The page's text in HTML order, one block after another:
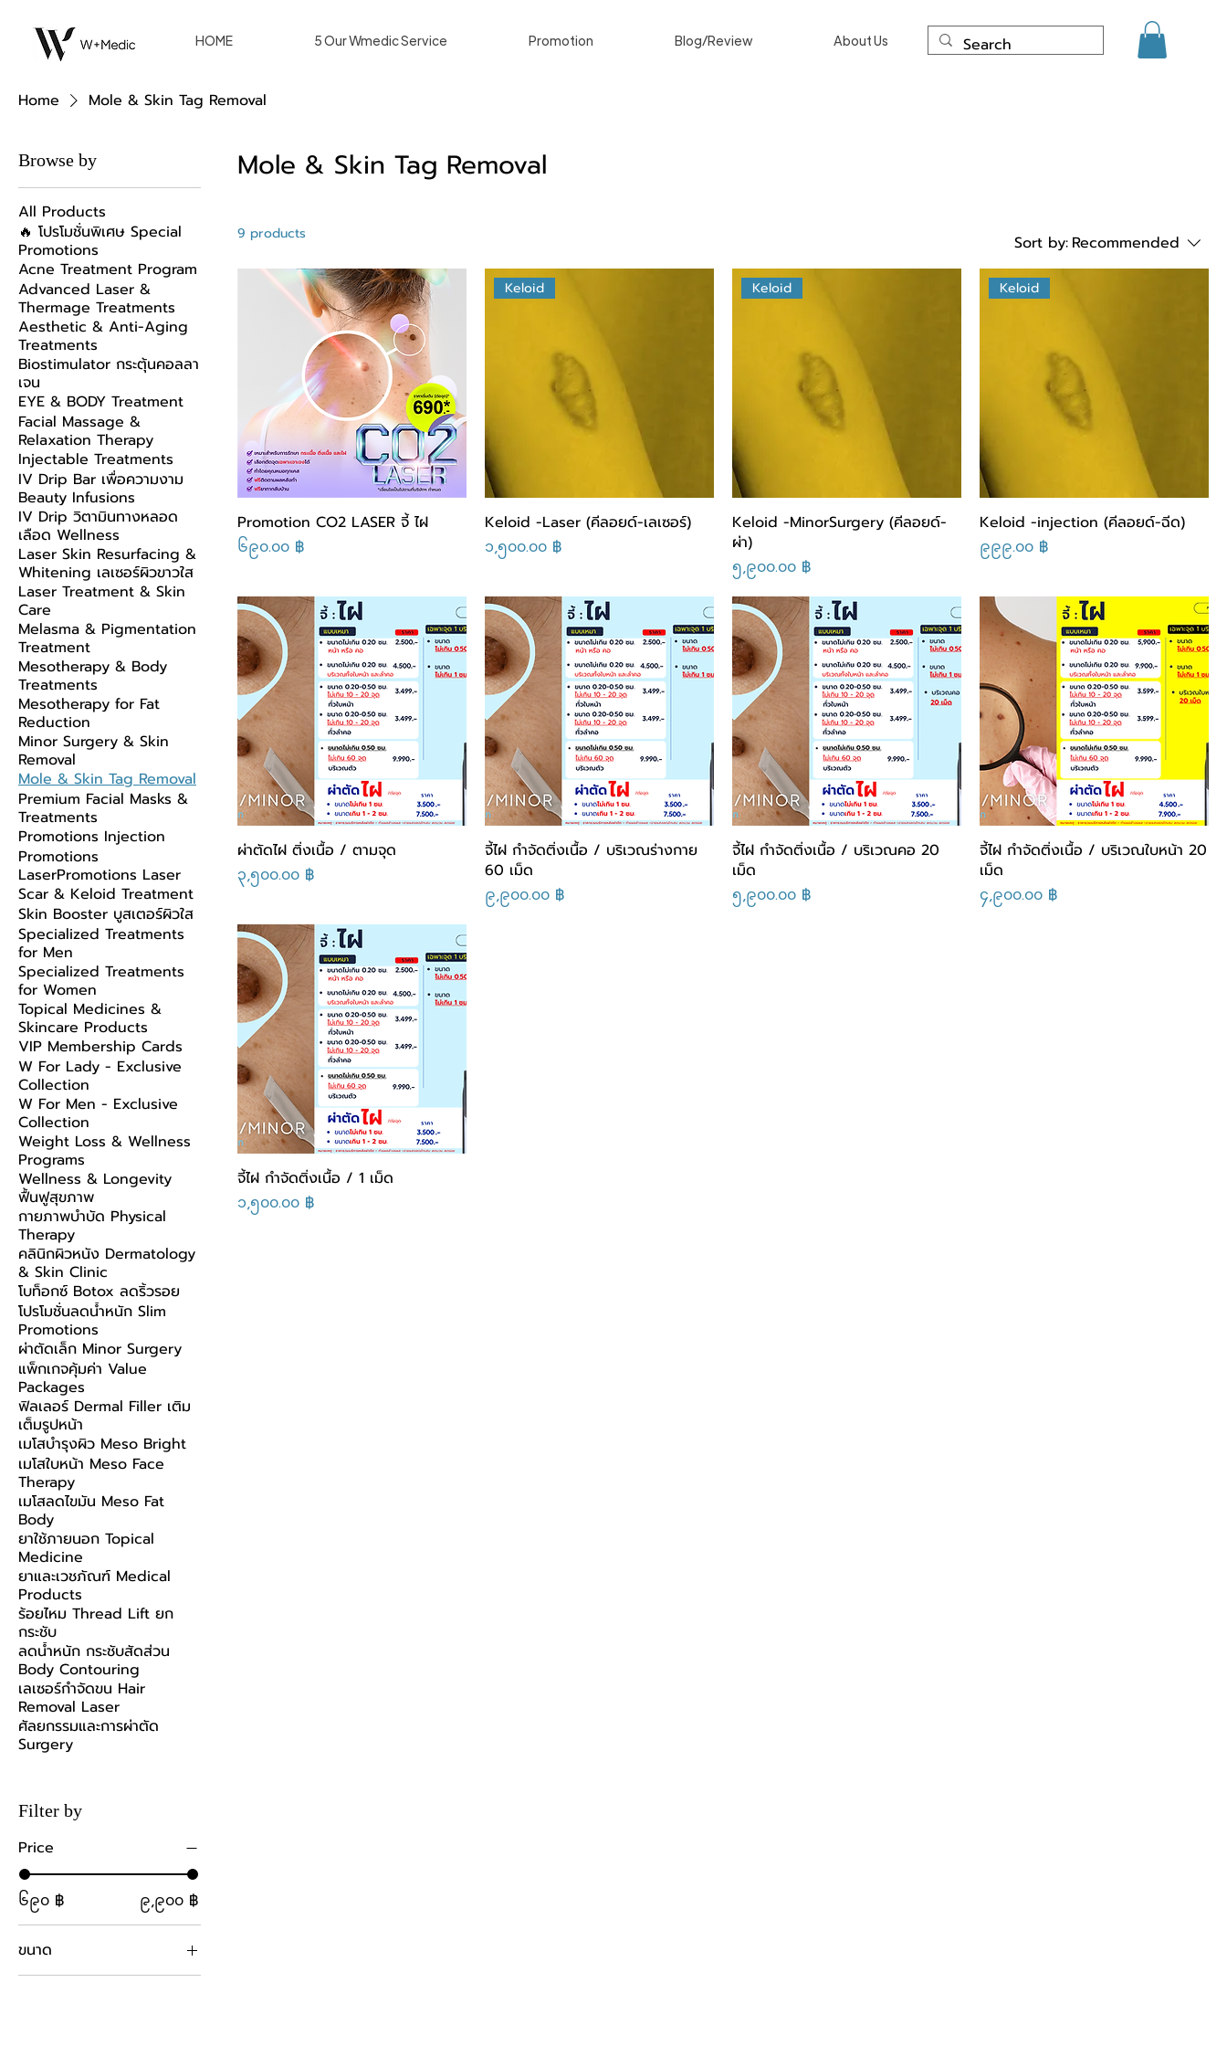
HOME 5 Our Wmedic Service Promotion Blog/Review About Us
Home Mole & Skin Tag Removal
Browse by
All Products
🔥 โปรโมชั่นพิเศษ Special
Promotions
Acne Treatment Program
Advanced Laser &
Thermage Treatments
Aesthetic & Anti-Aging
Treatments
Biostimulator กระตุ้นคอลลา
เจน
EYE & BODY Treatment
Facial Massage &
Relaxation Therapy
Injectable Treatments
IV Drip Bar เพื่อความงาม
Beauty Infusions
IV Drip วิตามินทางหลอด
เลือด Wellness
Laser Skin Resurfacing &
Whitening เลเซอร์ผิวขาวใส
Laser Treatment & Skin
Care
Melasma & Pigmentation
Treatment
Mesotherapy & Body
Treatments
Mesotherapy for Fat
Reduction
Minor Surgery & Skin
Removal
Mole & Skin Tag Removal
Premium Facial Masks &
Treatments
Promotions Injection
Promotions
LaserPromotions Laser
Scar & Keloid Treatment
Skin Booster บูสเตอร์ผิวใส
Specialized Treatments
for Men
Specialized Treatments
for Women
Topical Medicines &
Skincare Products
VIP Membership Cards
W For Lady - Exclusive
Collection
W For Men - Exclusive
Collection
Weight Loss & Wellness
Programs
Wellness & Longevity
ฟื้นฟูสุขภาพ
กายภาพบำบัด Physical
Therapy
คลินิกผิวหนัง Dermatology
& Skin Clinic
โบท็อกซ์ Botox ลดริ้วรอย
โปรโมชั่นลดน้ำหนัก Slim
Promotions
ผ่าตัดเล็ก Minor Surgery
แพ็กเกจคุ้มค่า Value
Packages
ฟิลเลอร์ Dermal Filler เติม
เต็มรูปหน้า
เมโสบำรุงผิว Meso Bright
เมโสใบหน้า Meso Face
Therapy
เมโสลดไขมัน Meso Fat
Body
ยาใช้ภายนอก Topical
Medicine
ยาและเวชภัณฑ์ Medical
Products
ร้อยไหม Thread Lift ยก
กระชับ
ลดน้ำหนัก กระชับสัดส่วน
Body Contouring
เลเซอร์กำจัดขน Hair
Removal Laser
ศัลยกรรมและการผ่าตัด
Surgery
Filter by
Price
၆၉၀ ฿ ၉,၉၀၀ ฿
ขนาด
Keloid(ฉีด-inj)<1cm
Mole & Skin Tag Removal
9 products Sort by: Recommended
Promotion CO2 LASER จี้ ไฝ
Price
၆၉၀.၀၀ ฿
Keloid
Keloid -Laser (คีลอยด์-เลเซอร์)
Price
၁,၅၀၀.၀၀ ฿
Keloid
Keloid -MinorSurgery (คีลอยด์-
ผ่า)
Price
၅,၉၀၀.၀၀ ฿
Keloid
Keloid -injection (คีลอยด์-ฉีด)
Price
၉၉၉.၀၀ ฿
ผ่าตัดไฝ ติ่งเนื้อ / ตามจุด
Price
၃,၅၀၀.၀၀ ฿
จี้ไฝ กำจัดติ่งเนื้อ / บริเวณร่างกาย
60 เม็ด
Price
၉,၉၀၀.၀၀ ฿
จี้ไฝ กำจัดติ่งเนื้อ / บริเวณคอ 20
เม็ด
Price
၅,၉၀၀.၀၀ ฿
จี้ไฝ กำจัดติ่งเนื้อ / บริเวณใบหน้า 20
เม็ด
Price
၄,၉၀၀.၀၀ ฿
จี้ไฝ กำจัดติ่งเนื้อ / 1 เม็ด
Price
၁,၅၀၀.၀၀ ฿